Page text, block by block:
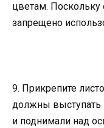
цветам. Поскольку
запрещено
9. Прикрепите
должны выступать
и поднимали над